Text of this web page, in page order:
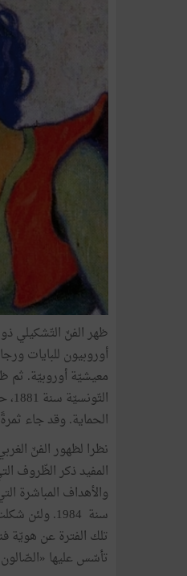
ظهر الفنّ التّشكيلي
أوروبيون للبايات
معيشيّة أوروبيّة. ثم
الحماية. وقد جاء
نظرا لظهور الفنّ
المفيد ذكر الظّروف
والأهداف المباشرة
سنة 1984.
تلك الفترة عن هويّة
تأسّس عليها